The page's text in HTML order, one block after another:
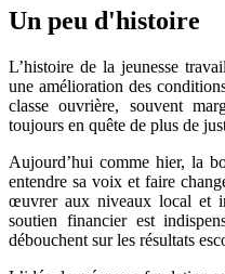
Un peu d'histoire
L’histoire de la jeunesse
une amélioration des
classe ouvrière, souvent
toujours en quête de plus de
Aujourd’hui comme hier, la
entendre sa voix et faire
œuvrer aux niveaux local et
soutien financier est
débouchent sur les résultats